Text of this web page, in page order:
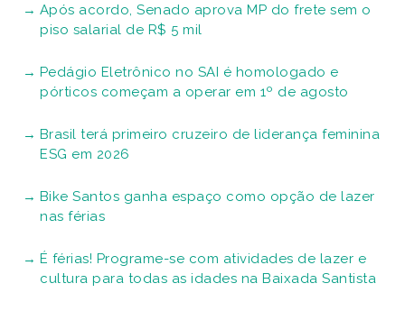
Após acordo, Senado aprova MP do frete sem o
piso salarial de R$ 5 mil
Pedágio Eletrônico no SAI é homologado e
pórticos começam a operar em 1º de agosto
Brasil terá primeiro cruzeiro de liderança feminina
ESG em 2026
Bike Santos ganha espaço como opção de lazer
nas férias
É férias! Programe-se com atividades de lazer e
cultura para todas as idades na Baixada Santista